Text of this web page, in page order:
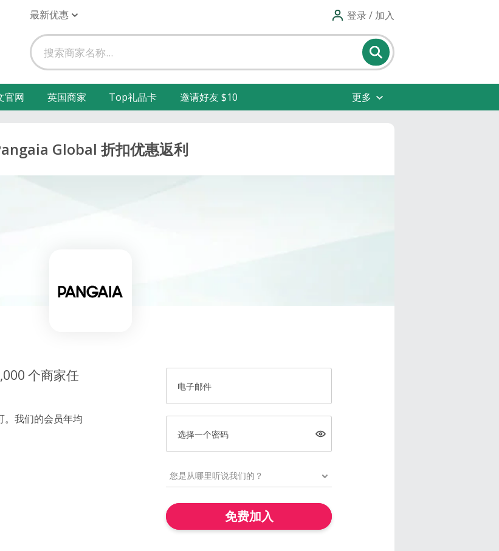
最新优惠 登录 / 加入
官网 英国商家 Top礼品卡 邀请好友 $10 更多
Global 折扣优惠返利
个商家任
。我们的会员年均
电子邮件
选择一个密码
免费加入